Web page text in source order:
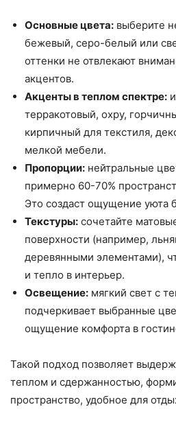
Основные цвета: выберите
бежевый, серо-белый или
оттенки не отвлекают
акцентов.
Акценты в теплом спектре:
терракотовый, охру,
кирпичный для текстиля,
мелкой мебели.
Пропорции: нейтральные
примерно 60-70%
Это создаст ощущение уюта
Текстуры: сочетайте
поверхности (например,
деревянными элементами),
и тепло в интерьер.
Освещение: мягкий свет с
подчеркивает выбранные
ощущение комфорта в
Такой подход позволяет
теплом и сдержанностью,
пространство, удобное для